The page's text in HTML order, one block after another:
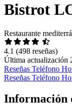
Bistrot
Restaurante
4.1 (498 reseñas)
Última actualización
Reseñas Teléfono
Reseñas Teléfono
Información